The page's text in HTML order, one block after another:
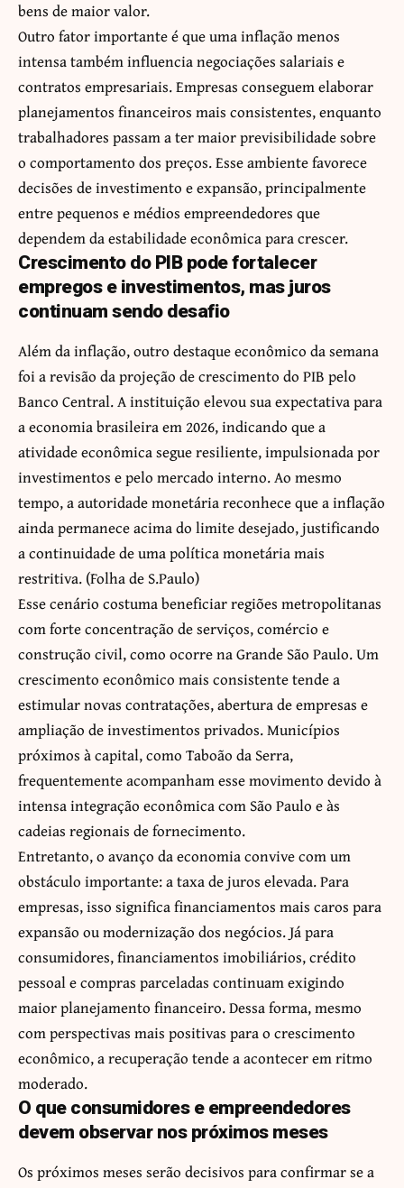
bens de maior valor.
Outro fator importante é que uma inflação menos
intensa também influencia negociações salariais e
contratos empresariais. Empresas conseguem elaborar
planejamentos financeiros mais consistentes, enquanto
trabalhadores passam a ter maior previsibilidade sobre
o comportamento dos preços. Esse ambiente favorece
decisões de investimento e expansão, principalmente
entre pequenos e médios empreendedores que
dependem da estabilidade econômica para crescer.
Crescimento do PIB pode fortalecer
empregos e investimentos, mas juros
continuam sendo desafio
Além da inflação, outro destaque econômico da semana
foi a revisão da projeção de crescimento do PIB pelo
Banco Central. A instituição elevou sua expectativa para
a economia brasileira em 2026, indicando que a
atividade econômica segue resiliente, impulsionada por
investimentos e pelo mercado interno. Ao mesmo
tempo, a autoridade monetária reconhece que a inflação
ainda permanece acima do limite desejado, justificando
a continuidade de uma política monetária mais
restritiva. (Folha de S.Paulo)
Esse cenário costuma beneficiar regiões metropolitanas
com forte concentração de serviços, comércio e
construção civil, como ocorre na Grande São Paulo. Um
crescimento econômico mais consistente tende a
estimular novas contratações, abertura de empresas e
ampliação de investimentos privados. Municípios
próximos à capital, como Taboão da Serra,
frequentemente acompanham esse movimento devido à
intensa integração econômica com São Paulo e às
cadeias regionais de fornecimento.
Entretanto, o avanço da economia convive com um
obstáculo importante: a taxa de juros elevada. Para
empresas, isso significa financiamentos mais caros para
expansão ou modernização dos negócios. Já para
consumidores, financiamentos imobiliários, crédito
pessoal e compras parceladas continuam exigindo
maior planejamento financeiro. Dessa forma, mesmo
com perspectivas mais positivas para o crescimento
econômico, a recuperação tende a acontecer em ritmo
moderado.
O que consumidores e empreendedores
devem observar nos próximos meses
Os próximos meses serão decisivos para confirmar se a